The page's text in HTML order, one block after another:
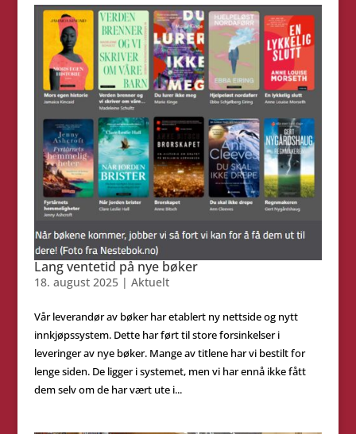
Lang ventetid på nye bøker
18. august 2025| Aktuelt
Vår leverandør av bøker har etablert ny nettside og nytt
innkjøpssystem. Dette har ført til store forsinkelser i
leveringer av nye bøker. Mange av titlene har vi bestilt for
lenge siden. De ligger i systemet, men vi har ennå ikke fått
dem selv om de har vært ute i...